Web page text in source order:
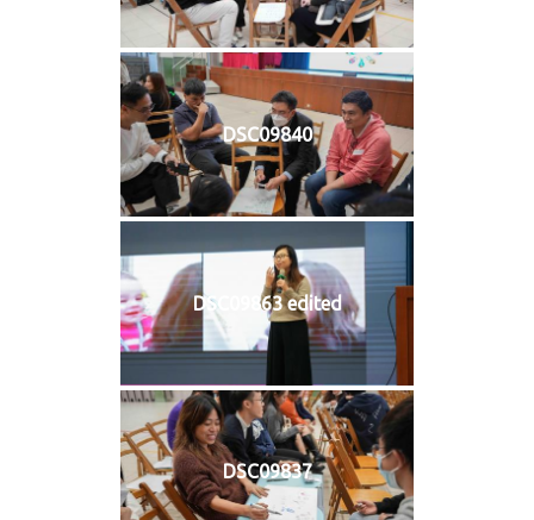
DSC09840
DSC09863 edited
DSC09837